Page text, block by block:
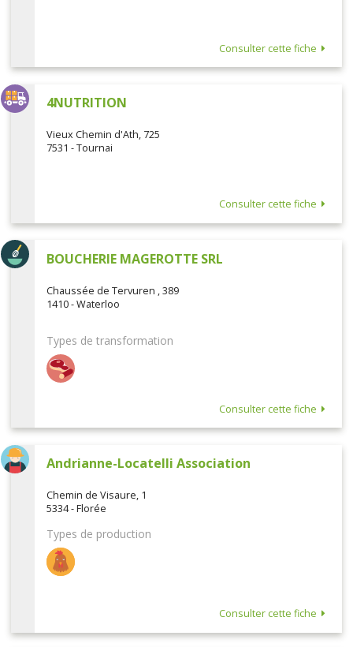
Consulter cette fiche
4NUTRITION
Vieux Chemin d'Ath, 725
7531 - Tournai
Consulter cette fiche
BOUCHERIE MAGEROTTE SRL
Chaussée de Tervuren , 389
1410 - Waterloo
Types de transformation
Consulter cette fiche
Andrianne-Locatelli Association
Chemin de Visaure, 1
5334 - Florée
Types de production
Consulter cette fiche